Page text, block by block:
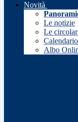
Novità
Le notizie
Le
Albo